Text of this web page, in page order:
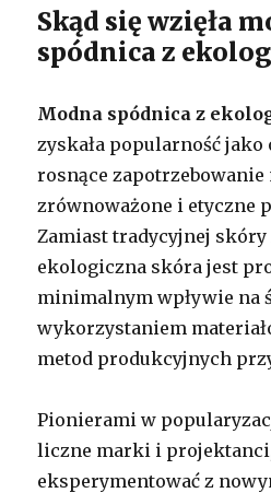
Skąd się wzięła
spódnica z
Modna spódnica z
zyskała popularność jako
rosnące zapotrzebowanie
zrównoważone i etyczne
Zamiast tradycyjnej skóry
ekologiczna skóra jest
minimalnym wpływie na
wykorzystaniem
metod produkcyjnych
Pionierami w
liczne marki i
eksperymentować z